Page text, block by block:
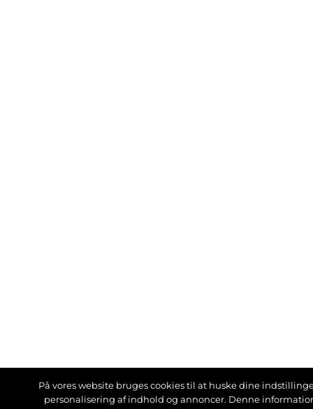
På vores website bruges cookies til at huske dine
personalisering af indhold og annoncer. Denne